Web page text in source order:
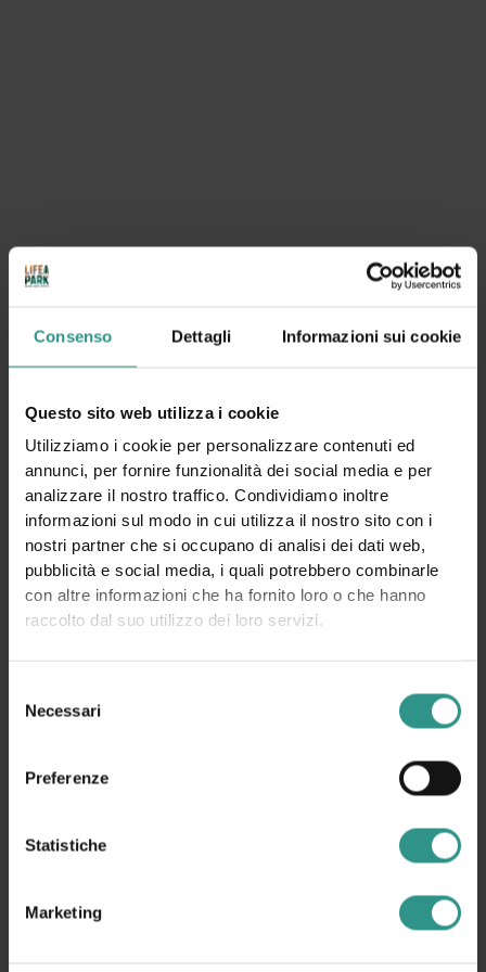
Consenso Dettagli Informazioni sui cookie
Questo sito web utilizza i cookie
Utilizziamo i cookie per personalizzare contenuti ed
annunci, per fornire funzionalità dei social media e per
analizzare il nostro traffico. Condividiamo inoltre
informazioni sul modo in cui utilizza il nostro sito con i
nostri partner che si occupano di analisi dei dati web,
pubblicità e social media, i quali potrebbero combinarle
con altre informazioni che ha fornito loro o che hanno
raccolto dal suo utilizzo dei loro servizi.
delNecessari
Preferenze
Statistiche
Marketing